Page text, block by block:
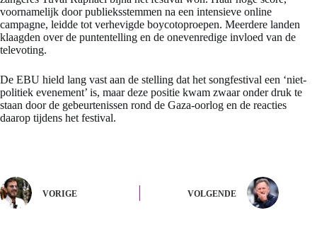
voornamelijk door publieksstemmen na een intensieve online
campagne, leidde tot verhevigde boycotoproepen. Meerdere landen
klaagden over de puntentelling en de onevenredige invloed van de
televoting.
De EBU hield lang vast aan de stelling dat het songfestival een ‘niet-
politiek evenement’ is, maar deze positie kwam zwaar onder druk te
staan door de gebeurtenissen rond de Gaza-oorlog en de reacties
daarop tijdens het festival.
VORIGE VOLGENDE